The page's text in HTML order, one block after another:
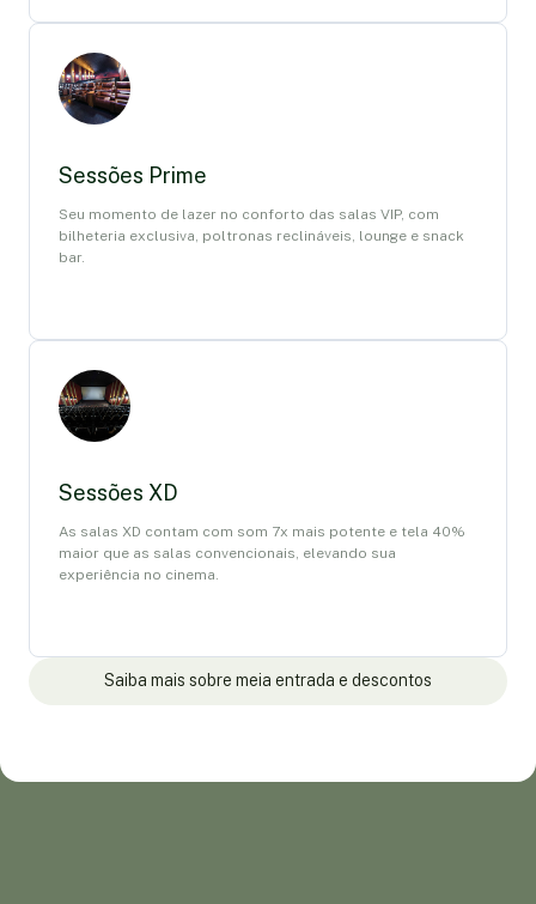
Sessões Prime
Seu momento de lazer no conforto das salas VIP, com
bilheteria exclusiva, poltronas reclináveis, lounge e snack
bar.
Sessões XD
As salas XD contam com som 7x mais potente e tela 40%
maior que as salas convencionais, elevando sua
experiência no cinema.
Saiba mais sobre meia entrada e descontos